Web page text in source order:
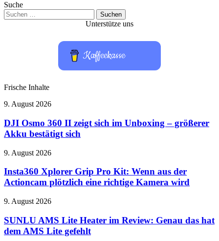
Suche
Suchen
nach:
Unterstütze uns
Kaffeekasse
Frische Inhalte
DJI
360
II
zeigt
im
–
größerer
bestätigt
9. August 2026
DJI Osmo 360 II zeigt sich im Unboxing – größerer
Akku bestätigt sich
Insta360
Grip
Pro
Kit:
aus
Actioncam
plötzlich
9. August 2026
Insta360 Xplorer Grip Pro Kit: Wenn aus der
Actioncam plötzlich eine richtige Kamera wird
SUNLU
Lite
Heater
im
9. August 2026
SUNLU AMS Lite Heater im Review: Genau das hat
dem AMS Lite gefehlt